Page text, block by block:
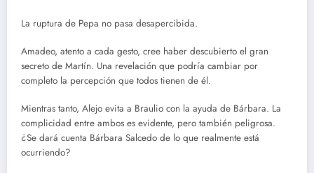
La ruptura de Pepa no pasa desapercibida.
Amadeo, atento a cada gesto, cree haber descubierto el gran
secreto de Martín. Una revelación que podría cambiar por
completo la percepción que todos tienen de él.
Mientras tanto, Alejo evita a Braulio con la ayuda de Bárbara. La
complicidad entre ambos es evidente, pero también peligrosa.
¿Se dará cuenta Bárbara Salcedo de lo que realmente está
ocurriendo?